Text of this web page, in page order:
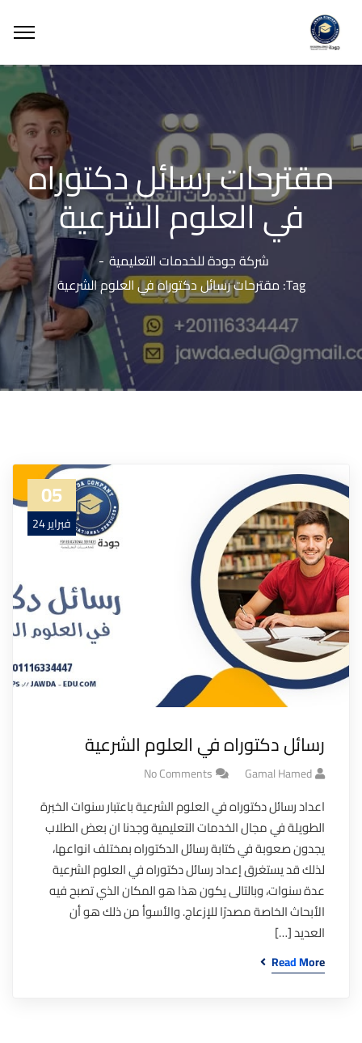
مقترحات رسائل دكتوراه
في العلوم الشرعية
شركة جودة للخدمات التعليمية
Tag: مقترحات رسائل دكتوراه في العلوم الشرعية
05
فبراير 24
رسائل دكتوراه في العلوم الشرعية
Gamal Hamed
No Comments
اعداد رسائل دكتوراه في العلوم الشرعية باعتبار سنوات الخبرة
الطويلة في مجال الخدمات التعليمية وجدنا ان بعض الطلاب
يجدون صعوبة في كتابة رسائل الدكتوراه بمختلف انواعها،
لذلك قد يستغرق إعداد رسائل دكتوراه في العلوم الشرعية
عدة سنوات، وبالتالى يكون هذا هو المكان الذي تصبح فيه
الأبحاث الخاصة مصدرًا للإزعاج. والأسوأ من ذلك هو أن
العديد […]
Read More